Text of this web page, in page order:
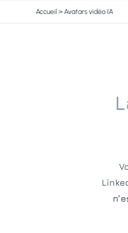
Accueil >Avatars vidéo IA